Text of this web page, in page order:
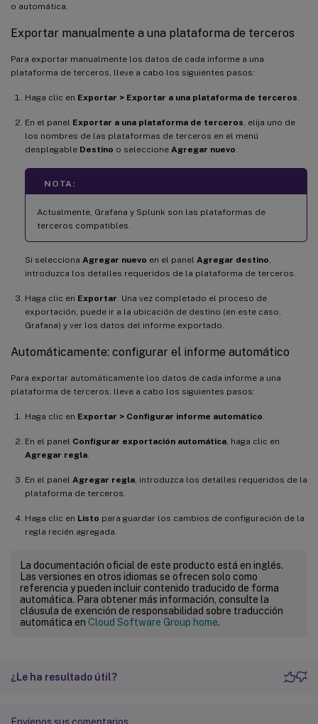
o automática.
Exportar manualmente a una plataforma de terceros
Para exportar manualmente los datos de cada informe a una
plataforma de terceros, lleve a cabo los siguientes pasos:
Haga clic en Exportar > Exportar a una plataforma de terceros
En el panel Exportar a una plataforma de terceros , elija uno de
los nombres de las plataformas de terceros en el menú
desplegable Destino o seleccione Agregar nuevo
NOTA:
Actualmente, Grafana y Splunk son las plataformas de
terceros compatibles.
Si selecciona Agregar nuevo en el panel Agregar destino
introduzca los detalles requeridos de la plataforma de terceros.
Haga clic en Exportar . Una vez completado el proceso de
exportación, puede ir a la ubicación de destino (en este caso,
Grafana) y ver los datos del informe exportado.
Automáticamente: configurar el informe automático
Para exportar automáticamente los datos de cada informe a una
plataforma de terceros, lleve a cabo los siguientes pasos:
Haga clic en Exportar > Configurar informe automático
En el panel Configurar exportación automática , haga clic en
Agregar regla
En el panel Agregar regla , introduzca los detalles requeridos de la
plataforma de terceros.
Haga clic en Listo para guardar los cambios de configuración de la
regla recién agregada.
La documentación oficial de este producto está en inglés.
Las versiones en otros idiomas se ofrecen solo como
referencia y pueden incluir contenido traducido de forma
automática. Para obtener más información, consulte la
cláusula de exención de responsabilidad sobre traducción
automática en Cloud Software Group home.
¿Le ha resultado útil?
Envíenos sus comentarios